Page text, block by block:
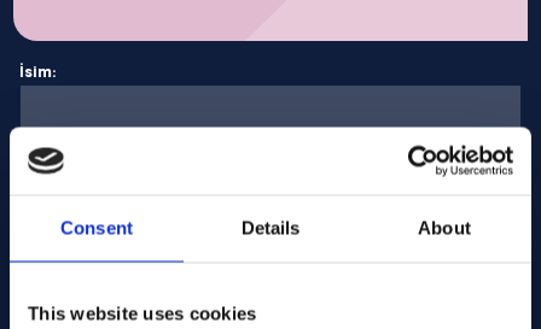
Consent Details About
This website uses cookies
İsim:
E-posta adresi:
Şirket İsim: